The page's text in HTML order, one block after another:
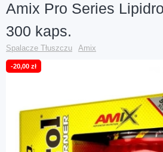
Amix Pro Series
300 kaps.
Spalacze Tłuszczu Amix
-20,00 zł